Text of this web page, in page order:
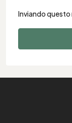
Inviando